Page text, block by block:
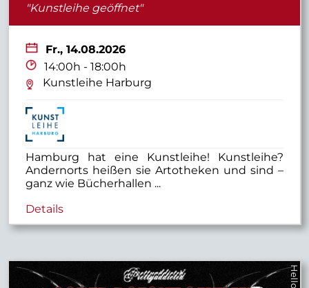
"Kunstleihe geöffnet"
Fr.,14.08.2026
14:00h - 18:00h
Kunstleihe Harburg
Hamburg hat eine Kunstleihe! Kunstleihe?
Andernorts heißen sie Artotheken und sind –
ganz wie Bücherhallen ...
Details